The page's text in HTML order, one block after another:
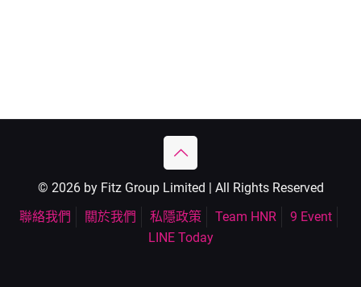
© 2026 by Fitz Group Limited | All Rights Reserved
聯絡我們
關於我們 私隱政策 Team HNR
9 Event
LINE Today